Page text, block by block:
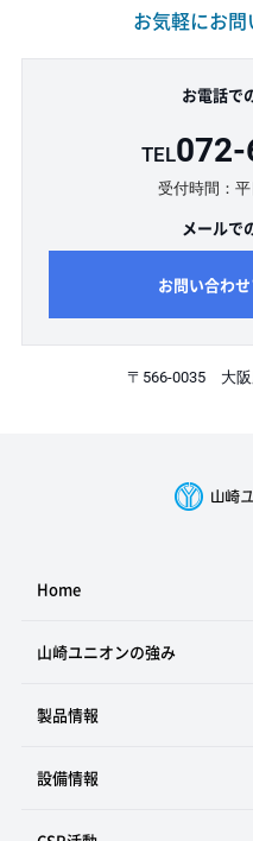
お気軽にお
お電話で
TEL072-
受付時間：
メールで
お問い合わ
〒566-0035 大阪
Home
山崎ユニオンの強み
製品情報
設備情報